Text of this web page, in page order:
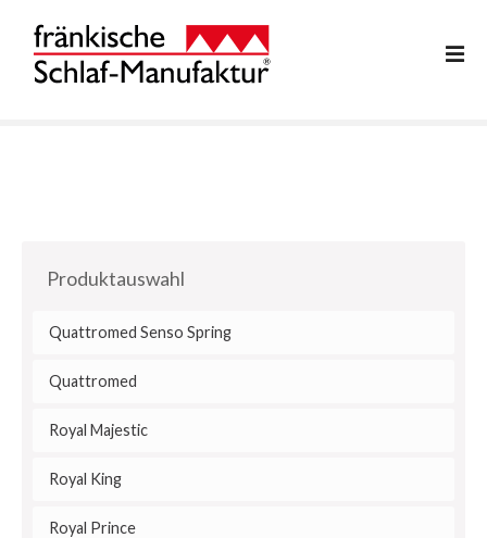
Produktauswahl
Quattromed Senso Spring
Quattromed
Royal Majestic
Royal King
Royal Prince